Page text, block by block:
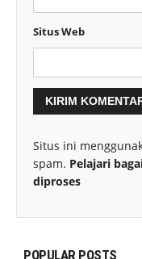
Situs Web
Situs ini
spam. Pelajari
diproses
POPULAR POSTS